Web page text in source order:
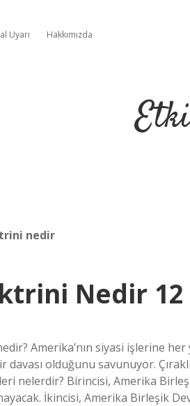
Uyarı Hakkımızda
nedir
Nedir 12
Amerika’nın siyasi işlerine her
olduğunu savunuyor.
nelerdir? Birincisi, Amerika
İkincisi, Amerika Birleşik